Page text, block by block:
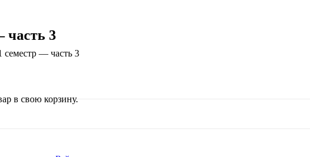
в свою корзину.
часть 3
семестр — часть 3